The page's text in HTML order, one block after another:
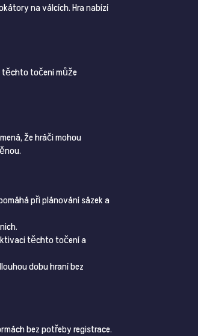
na válcích. Hra nabízí
těchto točení může
že hráči mohou
při plánování sázek a
těchto točení a
dobu hraní bez
bez potřeby registrace.